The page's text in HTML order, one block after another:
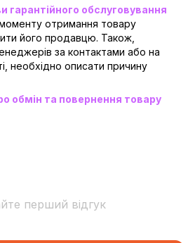
гарантійного обслуговування
моменту отримання товару
його продавцю. Також,
за контактами або на
необхідно описати причину
обмін та повернення товару
перший відгук